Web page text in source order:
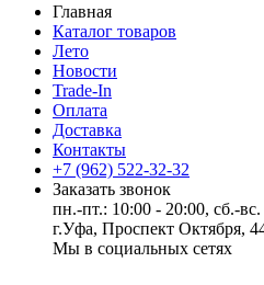
Главная
Каталог товаров
Лето
Новости
Trade-In
Оплата
Доставка
Контакты
+7 (962) 522-32-32
Заказать звонок
пн.-пт.: 10:00 - 20:00, сб.-
г.Уфа, Проспект Октября,
Мы в социальных сетях